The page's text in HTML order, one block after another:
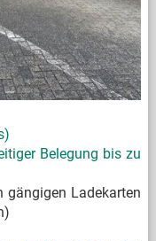
)
Belegung bis zu
Ladekarten